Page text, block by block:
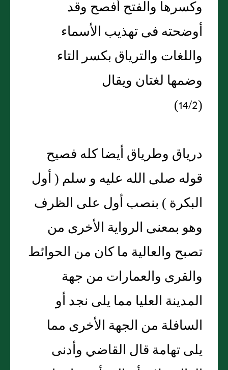
وكسرها والفتح أفصح وقد
أوضحته فى تهذيب الأسماء
واللغات والترياق بكسر التاء
وضمها لغتان ويقال
(14/2)
درياق وطرياق أيضا كله فصيح
قوله صلى الله عليه و سلم ( أول
البكرة ) بنصب أول على الظرف
وهو بمعنى الرواية الأخرى من
تصبح والعالية ما كان من الحوائط
والقرى والعمارات من جهة
المدينة العليا مما يلى نجد أو
السافلة من الجهة الأخرى مما
يلى تهامة قال القاضي وأدنى